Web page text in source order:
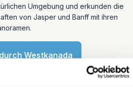
Umgebung und erkunden die
von Jasper und Banff mit ihren
Westkanada